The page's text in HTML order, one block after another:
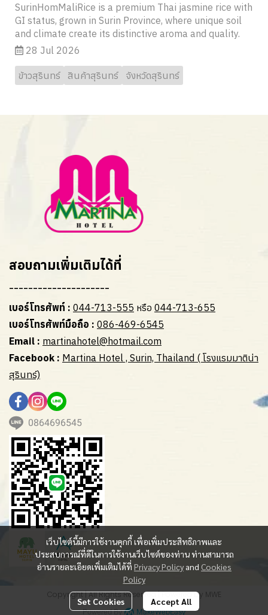
SurinHomMaliRice is a premium Thai jasmine rice with
GI status, grown in Surin Province, where unique soil
and climate create its distinctive aroma and quality.
28 Jul 2026
ข้าวสุรินทร์ สินค้าสุรินทร์ จังหวัดสุรินทร์
เว็บไซต์นี้มีการใช้งานคุกกี้ เพื่อเพิ่มประสิทธิภาพและ
ประสบการณ์ที่ดีในการใช้งานเว็บไซต์ของท่าน ท่านสามารถ
อ่านรายละเอียดเพิ่มเติมได้ที่ Privacy Policy and Cookies
Policy
Set Cookies Accept All
สอบถามเพิ่มเติมได้ที่
---------------------
เบอร์โทรศัพท์ : 044-713-555 หรือ 044-713-655
เบอร์โทรศัพท์มือถือ : 086-469-6545
Email : martinahotel@hotmail.com
Facebook : Martina Hotel , Surin, Thailand ( โรงแรมมาติน่า
สุรินทร์)
0864696545
Copyright | All Rights Reserved | Powered by MWE
Powered By MakeWebEasy